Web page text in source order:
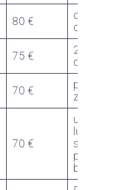
80 €
de
75 €
2
déco
70 €
poubelle
zone
70 €
un
services
pour 2
boisson